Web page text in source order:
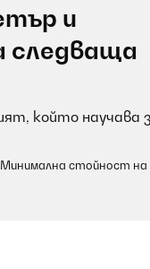
и
следваща
който научава
стойност на